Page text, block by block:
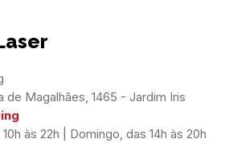
às 22h | Domingo, das 14h às 20h